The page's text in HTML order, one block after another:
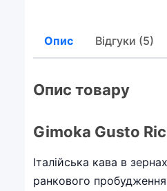
Опис Відгуки (5)
Опис товару
Gimoka Gusto
Італійська кава в
ранкового